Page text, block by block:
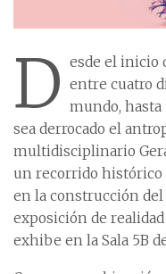
D esde el inicio
entre cuatro
mundo, hasta
sea derrocado el
multidisciplinario
un recorrido histórico
en la construcción del
exposición de
exhibe en la Sala 5B